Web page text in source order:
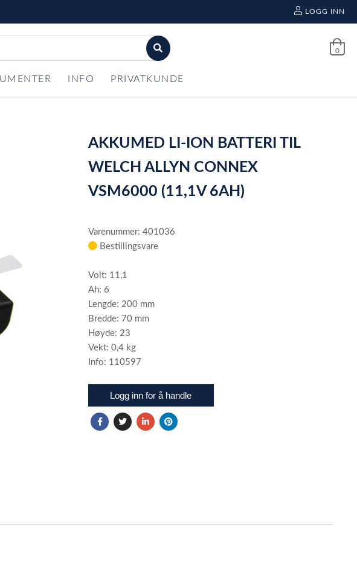
LOGG INN
0
INFO PRIVATKUNDE
AKKUMED LI-ION BATTERI TIL
WELCH ALLYN CONNEX
VSM6000 (11,1V 6AH)
Varenummer: 401036
Bestillingsvare
Volt: 11,1
Ah: 6
Lengde: 200 mm
Bredde: 70 mm
Høyde: 23
Vekt: 0,4 kg
Info: 110597
Logg inn for å handle